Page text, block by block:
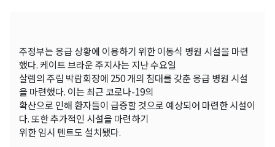
주정부는 응급 상황에 이용하기 위한 이동식 병원 시설을 마련
했다. 케이트 브라운 주지사는 지난 수요일
살렘의 주립 박람회장에 250 개의 침대를 갖춘 응급 병원 시설
을 마련했다. 이는 최근 코로나-19의
확산으로 인해 환자들이 급증할 것으로 예상되어 마련한 시설이
다. 또한 추가적인 시설을 마련하기
위한 임시 텐트도 설치됐다.